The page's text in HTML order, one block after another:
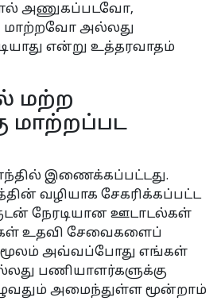
அணுகப்படவோ,
மாற்றவோ அல்லது
என்று உத்தரவாதம்
மற்ற
மாற்றப்பட
இணைக்கப்பட்டது.
வழியாக சேகரிக்கப்பட்ட
நேரடியான ஊடாடல்கள்
உதவி சேவைகளைப்
அவ்வப்போது எங்கள்
பணியாளர்களுக்கு
அமைந்துள்ள மூன்றாம்